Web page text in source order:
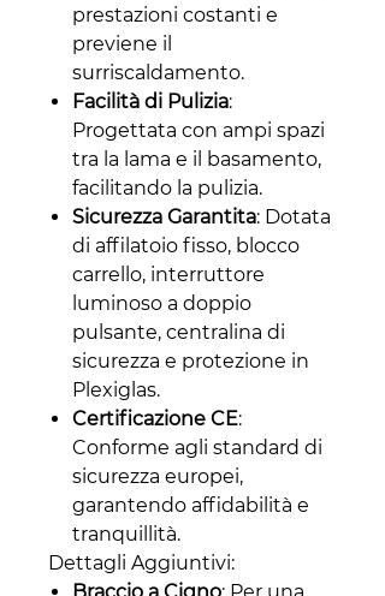
prestazioni costanti e
previene il
surriscaldamento.
Facilità di Pulizia:
Progettata con ampi spazi
tra la lama e il basamento,
facilitando la pulizia.
Sicurezza Garantita: Dotata
di affilatoio fisso, blocco
carrello, interruttore
luminoso a doppio
pulsante, centralina di
sicurezza e protezione in
Plexiglas.
Certificazione CE:
Conforme agli standard di
sicurezza europei,
garantendo affidabilità e
tranquillità.
Dettagli Aggiuntivi: